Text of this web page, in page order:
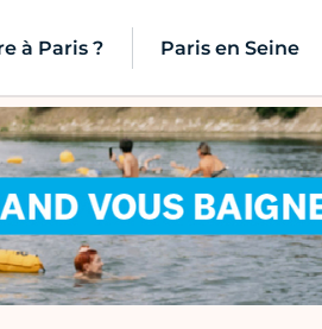
à Paris ? Paris en Seine